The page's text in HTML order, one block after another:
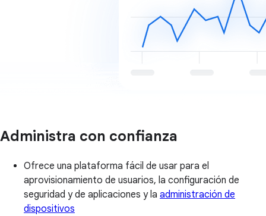
Administra con confianza
Ofrece una plataforma fácil de usar para el
aprovisionamiento de usuarios, la configuración de
seguridad y de aplicaciones y la administración de
dispositivos